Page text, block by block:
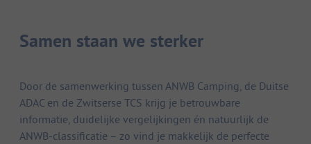
Samen staan we sterker
Door de samenwerking tussen ANWB Camping, de Duitse
ADAC en de Zwitserse TCS krijg je betrouwbare
informatie, duidelijke vergelijkingen én natuurlijk de
ANWB-classificatie – zo vind je makkelijk de perfecte